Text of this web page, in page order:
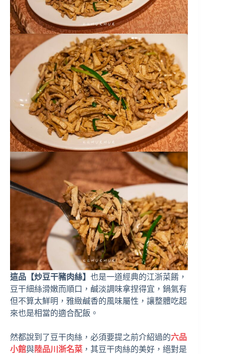
這品【炒豆干豬肉絲】 也是一道經典的江浙菜餚，
豆干細絲滑嫩而順口，鹹淡調味拿捏得宜，鍋氣有
但不算太鮮明，雅緻鹹香的風味屬性，讓整體吃起
來也是相當的適合配飯。
然都說到了豆干肉絲，必須要提之前介紹過的六品
小館與陸品川浙名菜 ，其豆干肉絲的美好，絕對是